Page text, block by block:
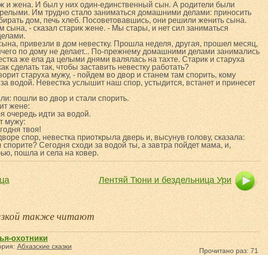
и жена. И был у них один-единственный сын. А родители были
Им трудно стало заниматься домашними делами: приносить
дом, печь хлеб. Посоветовавшись, они решили женить сына.
сына, - сказал старик жене. - Мы стары, и нет сил заниматься
привезли в дом невестку. Прошла неделя, другая, прошел месяц,
по дому не делает... По-прежнему домашними делами занимались
же ела да целыми днями валялась на тахте. Старик и старуха
сделать так, чтобы заставить невестку работать?
старуха мужу, - пойдем во двор и станем там спорить, кому
водой. Невестка услышит наш спор, устыдится, встанет и принесет
пошли во двор и стали спорить.
жене:
очередь идти за водой.
мужу:
твоя!
спор, невестка приоткрыла дверь и, высунув голову, сказала:
спорите? Сегодня сходи за водой ты, а завтра пойдет мама, и,
пошла и села на ковер.
Лентяй Тюни и бездельница Ури
также читают
охотники
Абхазские сказки
Прочитано раз: 71